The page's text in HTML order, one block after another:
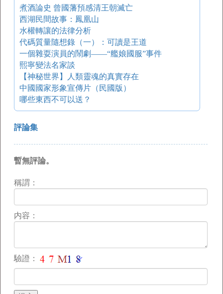
煮酒論史 曾國藩預感清王朝滅亡
西湖民間故事：鳳凰山
水權轉讓的法律分析
代碼質量隨想錄（一）：可讀是王道
一個雜耍演員的鬧劇——“艦娘國服”事件
熙寧變法名家談
【神秘世界】人類靈魂的真實存在
中國國家形象宣傳片（民國版）
哪些東西不可以送？
評論集
暫無評論。
稱謂：
内容：
驗證：